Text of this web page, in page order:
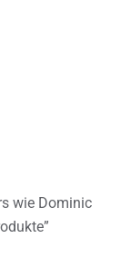
wie Dominic